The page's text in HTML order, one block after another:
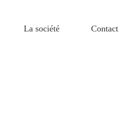
La société Contact